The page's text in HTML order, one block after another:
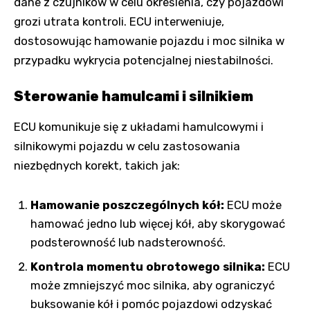
grozi utrata kontroli. ECU interweniuje,
dostosowując hamowanie pojazdu i moc silnika w
przypadku wykrycia potencjalnej niestabilności.
Sterowanie hamulcami i silnikiem
ECU komunikuje się z układami hamulcowymi i
silnikowymi pojazdu w celu zastosowania
niezbędnych korekt, takich jak:
Hamowanie poszczególnych kół: ECU może
hamować jedno lub więcej kół, aby skorygować
podsterowność lub nadsterowność.
Kontrola momentu obrotowego silnika: ECU
może zmniejszyć moc silnika, aby ograniczyć
buksowanie kół i pomóc pojazdowi odzyskać